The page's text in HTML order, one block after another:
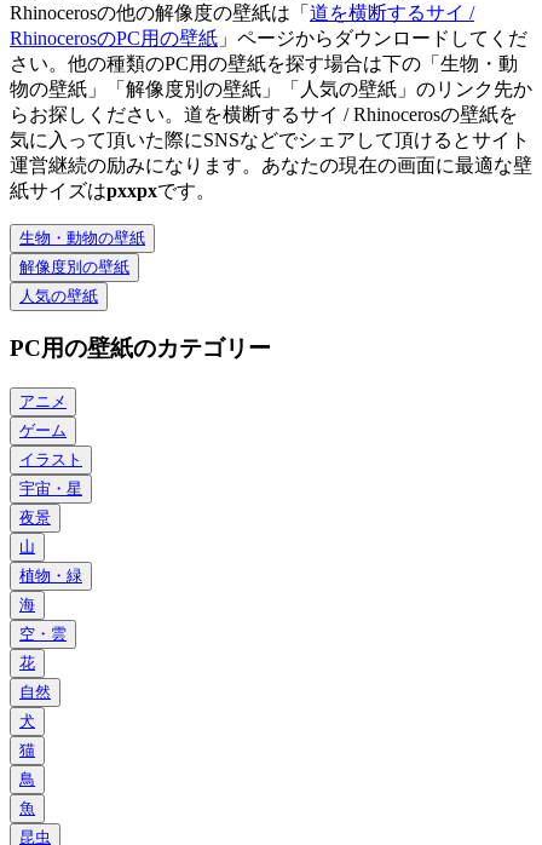
Rhinocerosの他の解像度の壁紙は「 道を横断するサイ /
RhinocerosのPC用の壁紙 」ページからダウンロードしてくだ
さい。他の種類のPC用の壁紙を探す場合は下の「生物・動
物の壁紙」「解像度別の壁紙」「人気の壁紙」のリンク先か
らお探しください。道を横断するサイ / Rhinocerosの壁紙を
気に入って頂いた際にSNSなどでシェアして頂けるとサイト
運営継続の励みになります。あなたの現在の画面に最適な壁
紙サイズはpxxpxです。
生物・動物の壁紙
解像度別の壁紙
人気の壁紙
PC用の壁紙のカテゴリー
アニメ
ゲーム
イラスト
宇宙・星
夜景
山
植物・緑
海
空・雲
花
自然
犬
猫
鳥
魚
昆虫